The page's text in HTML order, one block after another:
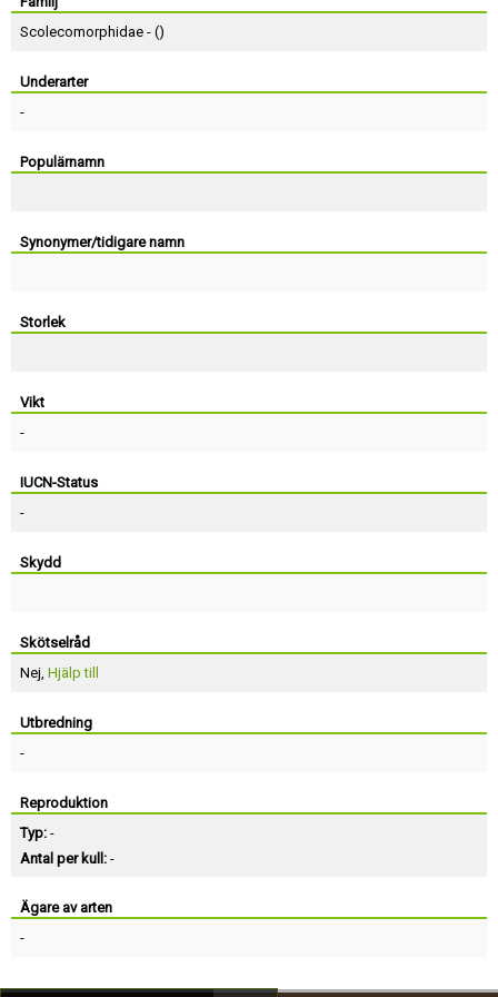
Scolecomorphidae - ()
Underarter
-
Populärnamn
Synonymer/tidigare namn
Storlek
Vikt
-
IUCN-Status
-
Skydd
Skötselråd
Nej, Hjälp till
Utbredning
-
Reproduktion
Typ: -
Antal per kull: -
Ägare av arten
-